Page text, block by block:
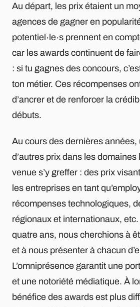
Au départ, les prix étaient un
agences de gagner en
potentiel∙le∙s prennent en
car les awards continuent de
: si tu gagnes des concours,
ton métier. Ces récompenses
d’ancrer et de renforcer la
débuts.
Au cours des dernières années,
d’autres prix dans les
venue s’y greffer : des prix
les entreprises en tant
récompenses technologiques,
régionaux et internationaux,
quatre ans, nous cherchions à
et à nous présenter à chacun
L’omniprésence garantit une
et une notoriété médiatique. À
bénéfice des awards est plus